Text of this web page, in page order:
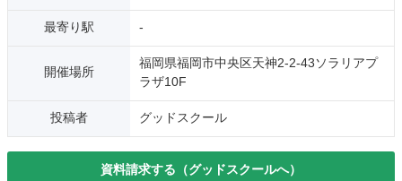
最寄り駅 -
開催場所
福岡県福岡市中央区天神2-2-43ソラリアプ
ラザ10F
投稿者 グッドスクール
資料請求する（グッドスクールへ）